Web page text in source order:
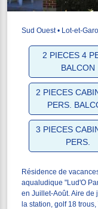
Sud Ouest • Lot-et-
2 PIECES 4
BALCON
2 PIECES
PERS.
3 PIECES
PERS.
Résidence de
aqualudique "Lud'O
en Juillet-Août. Aire de
la station, golf 18